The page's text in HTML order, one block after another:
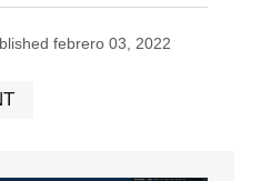
febrero 03, 2022